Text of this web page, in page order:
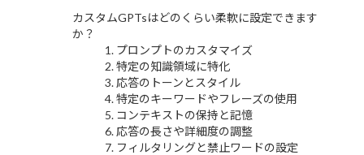
カスタムGPTsはどのくらい柔軟に設定できます
か？
1. プロンプトのカスタマイズ
2. 特定の知識領域に特化
3. 応答のトーンとスタイル
4. 特定のキーワードやフレーズの使用
5. コンテキストの保持と記憶
6. 応答の長さや詳細度の調整
7. フィルタリングと禁止ワードの設定